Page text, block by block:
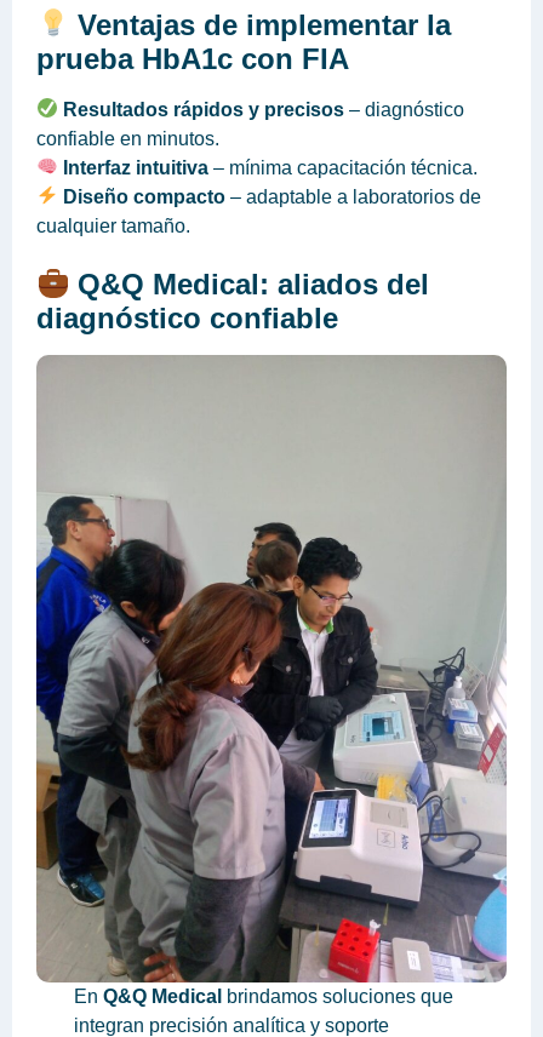
Ventajas de implementar la
prueba HbA1c con FIA
Resultados rápidos y precisos – diagnóstico
confiable en minutos.
Interfaz intuitiva – mínima capacitación técnica.
Diseño compacto – adaptable a laboratorios de
cualquier tamaño.
Q&Q Medical: aliados del
diagnóstico confiable
EnQ&Q Medical brindamos soluciones que
integran precisión analítica y soporte